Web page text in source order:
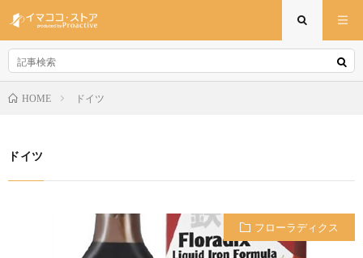
HOME ドイツ
ドイツ
フローラディクス